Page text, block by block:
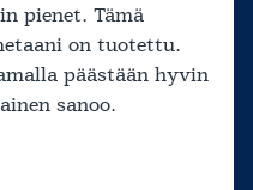
pienet. Tämä
on tuotettu.
päästään hyvin
sanoo.